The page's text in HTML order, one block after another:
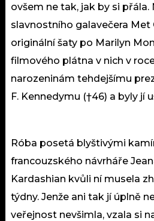
ovšem ne tak, jak by si přála.
slavnostního galavečera Met
originální šaty po Marilyn
filmového plátna v nich v
narozeninám tehdejšímu
F. Kennedymu (†46) a byly jí
Róba posetá blyštivými
francouzského návrháře
Kardashian kvůli ní musela
týdny. Jenže ani tak jí úplně
veřejnost nevšimla, vzala si